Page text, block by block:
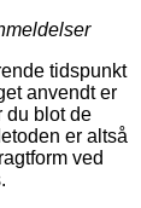
tidspunkt
anvendt er
du blot de
er altså
ved